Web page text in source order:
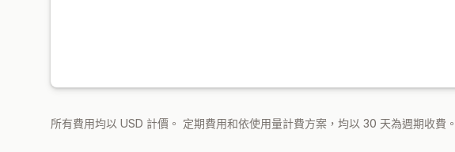
所有費用均以 USD 計價。 定期費用和依使用量計費方案，均以 30 天為週期收費。